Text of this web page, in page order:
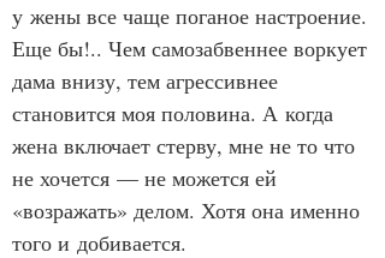
у жены все чаще поганое настроение.
Еще бы!.. Чем самозабвеннее воркует
дама внизу, тем агрессивнее
становится моя половина. А когда
жена включает стерву, мне не то что
не хочется — не можется ей
«возражать» делом. Хотя она именно
того и добивается.